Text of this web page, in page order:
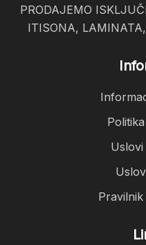
PRODAJEMO
ITISONA,